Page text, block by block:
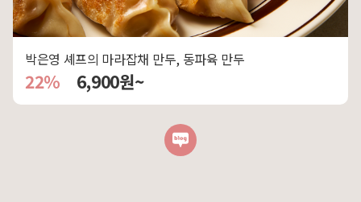
박은영 셰프의 마라잡채 만두, 동파육 만두
22% 6,900원~